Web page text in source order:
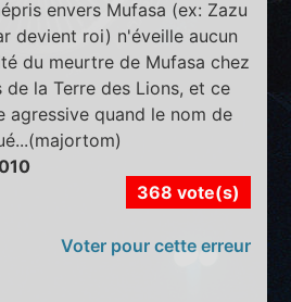
envers Mufasa (ex: Zazu
devient roi) n'éveille aucun
du meurtre de Mufasa chez
de la Terre des Lions, et ce
agressive quand le nom de
368 vote(s)
Voter pour cette erreur